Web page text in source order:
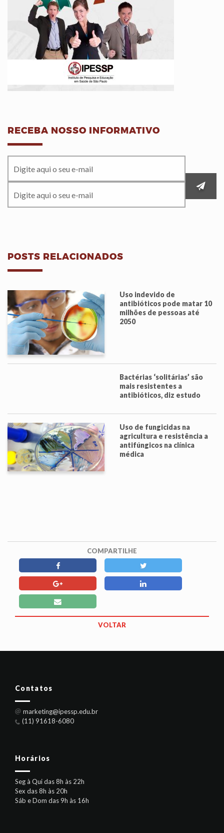
RECEBA NOSSO INFORMATIVO
POSTS RELACIONADOS
Uso indevido de
antibióticos pode matar 10
milhões de pessoas até
2050
Bactérias ‘solitárias’ são
mais resistentes a
antibióticos, diz estudo
Uso de fungicidas na
agricultura e resistência a
antifúngicos na clínica
médica
COMPARTILHE
VOLTAR
Contatos
marketing@ipessp.edu.br
(11) 91618-6080
Horários
Seg à Qui das 8h às 22h
Sex das 8h às 20h
Sáb e Dom das 9h às 16h